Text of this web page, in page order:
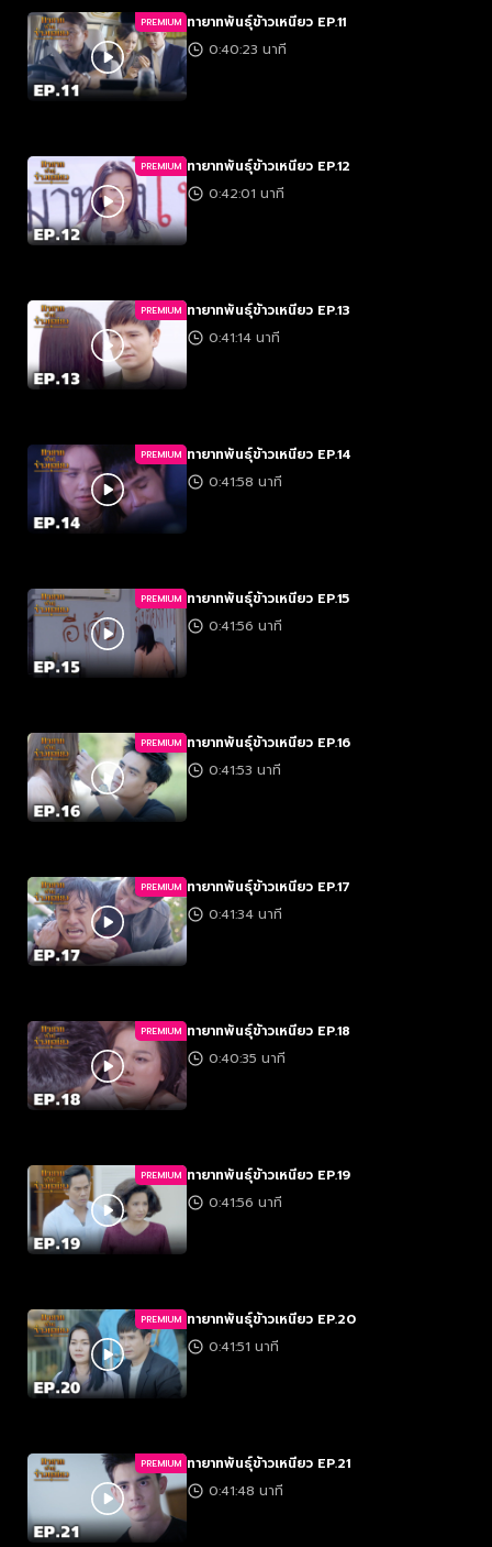
PREMIUM ทายาทพันธุ์ข้าวเหนียว EP.11
0:40:23 นาที
PREMIUM ทายาทพันธุ์ข้าวเหนียว EP.12
0:42:01 นาที
PREMIUM ทายาทพันธุ์ข้าวเหนียว EP.13
0:41:14 นาที
PREMIUM ทายาทพันธุ์ข้าวเหนียว EP.14
0:41:58 นาที
PREMIUM ทายาทพันธุ์ข้าวเหนียว EP.15
0:41:56 นาที
PREMIUM ทายาทพันธุ์ข้าวเหนียว EP.16
0:41:53 นาที
PREMIUM ทายาทพันธุ์ข้าวเหนียว EP.17
0:41:34 นาที
PREMIUM ทายาทพันธุ์ข้าวเหนียว EP.18
0:40:35 นาที
PREMIUM ทายาทพันธุ์ข้าวเหนียว EP.19
0:41:56 นาที
PREMIUM ทายาทพันธุ์ข้าวเหนียว EP.20
0:41:51 นาที
PREMIUM ทายาทพันธุ์ข้าวเหนียว EP.21
0:41:48 นาที